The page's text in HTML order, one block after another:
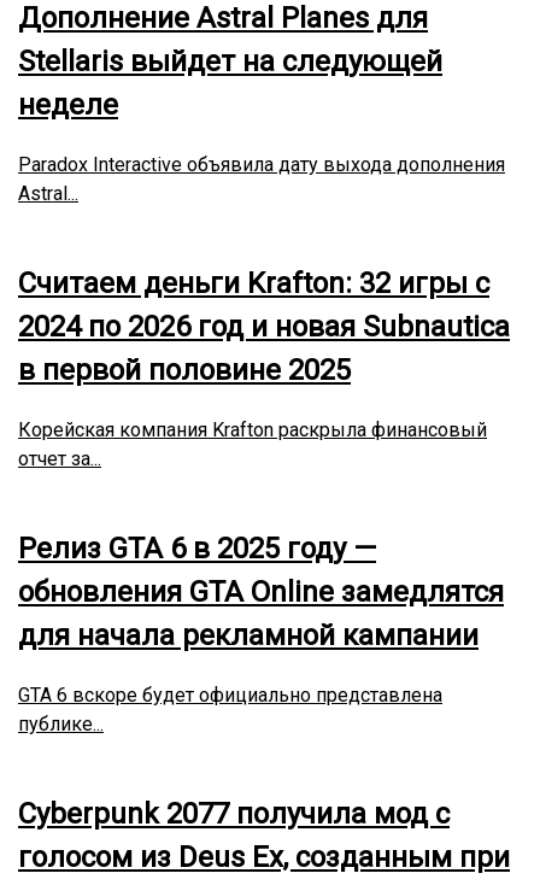
Дополнение Astral Planes для
Stellaris выйдет на следующей
неделе
Paradox Interactive объявила дату выхода дополнения
Astral...
Считаем деньги Krafton: 32 игры с
2024 по 2026 год и новая Subnautica
в первой половине 2025
Корейская компания Krafton раскрыла финансовый
отчет за...
Релиз GTA 6 в 2025 году —
обновления GTA Online замедлятся
для начала рекламной кампании
GTA 6 вскоре будет официально представлена
публике...
Cyberpunk 2077 получила мод с
голосом из Deus Ex, созданным при